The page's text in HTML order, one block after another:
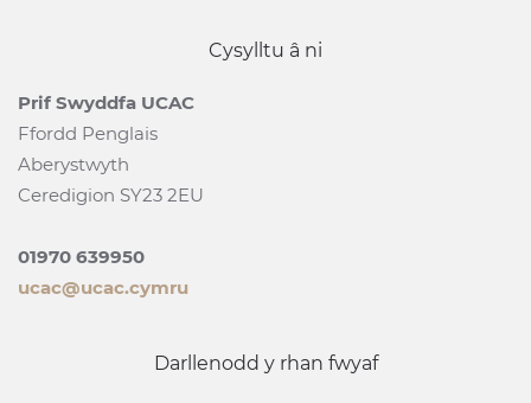
Cysylltu â ni
Prif Swyddfa UCAC
Ffordd Penglais
Aberystwyth
Ceredigion SY23 2EU
01970 639950
ucac@ucac.cymru
Darllenodd y rhan fwyaf